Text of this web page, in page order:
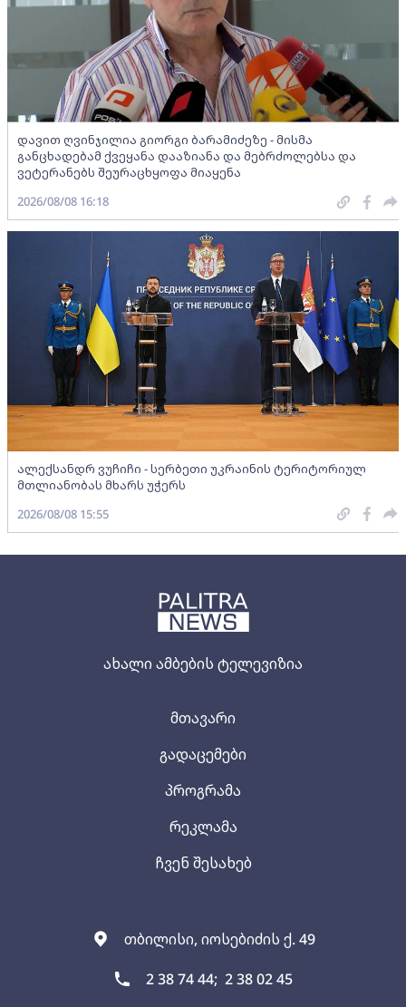
ახალი ამბების ტელევიზია
თბილისი, იოსებიძის ქ. 49
2 38 74 44; 2 38 02 45
მთავარი
გადაცემები
პროგრამა
რეკლამა
ჩვენ შესახებ
დავით ღვინჯილია გიორგი ბარამიძეზე - მისმა
განცხადებამ ქვეყანა დააზიანა და მებრძოლებსა და
ვეტერანებს შეურაცხყოფა მიაყენა
2026/08/08 16:18
ალექსანდრ ვუჩიჩი - სერბეთი უკრაინის ტერიტორიულ
მთლიანობას მხარს უჭერს
2026/08/08 15:55